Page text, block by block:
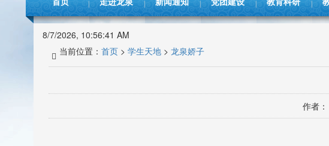
首页 走进龙泉 新闻通知 党团建设 教育科研
8/7/2026, 10:56:42 AM
当前位置： 首页 > 学生天地 > 龙泉娇子
作者